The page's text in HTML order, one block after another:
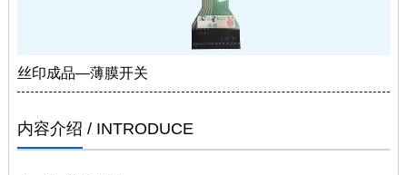
丝印成品—薄膜开关
内容介绍 / INTRODUCE